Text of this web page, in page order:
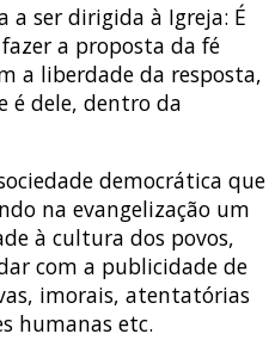
a ser dirigida à Igreja: É
a proposta da fé
a liberdade da resposta,
é dele, dentro da
democrática que
na evangelização um
à cultura dos povos,
com a publicidade de
imorais, atentatórias
humanas etc.